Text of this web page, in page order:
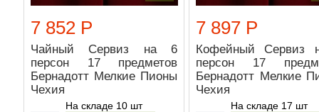
7 852 Р
Чайный Сервиз на 6
персон 17 предметов
Бернадотт Мелкие Пионы
Чехия
На складе 10 шт
7 897 Р
Кофейный Сервиз
персон 17
Бернадотт Мелкие
Чехия
На складе 17 шт